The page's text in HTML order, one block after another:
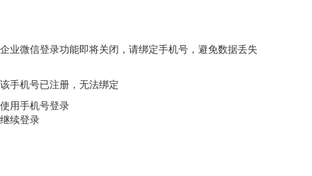
企业微信登录功能即将关闭，请绑定手机号，避免数据丢失
该手机号已注册，无法绑定
使用手机号登录
继续登录